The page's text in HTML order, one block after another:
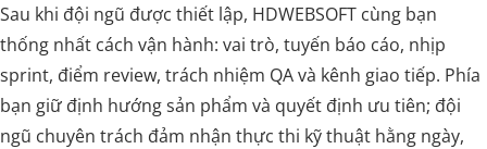
Sau khi đội ngũ được thiết lập, HDWEBSOFT cùng bạn
thống nhất cách vận hành: vai trò, tuyến báo cáo, nhịp
sprint, điểm review, trách nhiệm QA và kênh giao tiếp. Phía
bạn giữ định hướng sản phẩm và quyết định ưu tiên; đội
ngũ chuyên trách đảm nhận thực thi kỹ thuật hằng ngày,